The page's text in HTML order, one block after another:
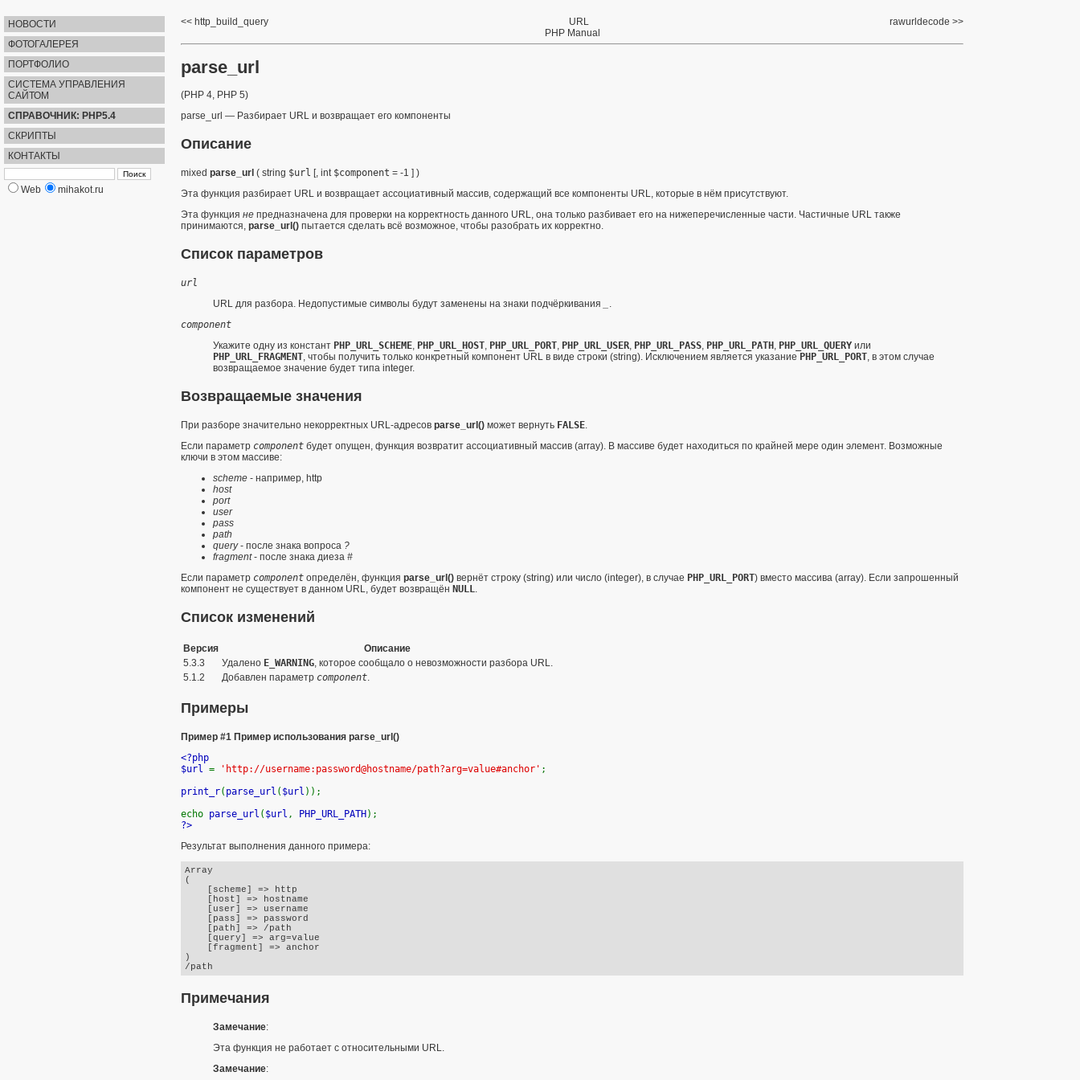
НОВОСТИ
ФОТОГАЛЕРЕЯ
ПОРТФОЛИО
СИСТЕМА УПРАВЛЕНИЯ
САЙТОМ
СПРАВОЧНИК: PHP5.4
СКРИПТЫ
КОНТАКТЫ
Web mihakot.ru
http_build_query rawurldecode
URL
PHP Manual
parse_url
(PHP 4, PHP 5)
parse_url — Разбирает URL и возвращает его компоненты
Описание
mixed parse_url ( string $url [, int $component = -1 ] )
Эта функция разбирает URL и возвращает ассоциативный массив, содержащий все компоненты URL, которые в нём присутствуют.
Эта функция не предназначена для проверки на корректность данного URL, она только разбивает его на нижеперечисленные части. Частичные URL также
принимаются, parse_url() пытается сделать всё возможное, чтобы разобрать их корректно.
Список параметров
url
URL для разбора. Недопустимые символы будут заменены на знаки подчёркивания
.
component
Укажите одну из констант PHP_URL_SCHEME, PHP_URL_HOST, PHP_URL_PORT, PHP_URL_USER, PHP_URL_PASS, PHP_URL_PATH , PHP_URL_QUERY или
PHP_URL_FRAGMENT, чтобы получить только конкретный компонент URL в виде строки (string). Исключением является указание PHP_URL_PORT, в этом случае
возвращаемое значение будет типа integer.
Возвращаемые значения
При разборе значительно некорректных URL-адресов parse_url() может вернуть FALSE.
Если параметр component будет опущен, функция возвратит ассоциативный массив (array). В массиве будет находиться по крайней мере один элемент. Возможные
ключи в этом массиве:
scheme - например, http
host
port
user
pass
path
query- после знака вопроса ?
fragment- после знака диеза #
Если параметр component определён, функция parse_url() вернёт строку (string) или число (integer), в случае PHP_URL_PORT) вместо массива (array). Если запрошенный
компонент не существует в данном URL, будет возвращён NULL.
Список изменений
Версия
Описание
5.3.3
Удалено E_WARNING, которое сообщало о невозможности разбора URL.
5.1.2
Добавлен параметр component.
Примеры
Пример #1 Пример использования parse_url()
<?php
$url = 'http://username:password@hostname/path?arg=value#anchor' ;
print_r( parse_url ( $url ));
echo parse_url ( $url , PHP_URL_PATH );
?>
Результат выполнения данного примера:
Array
(
    [scheme] => http
    [host] => hostname
    [user] => username
    [pass] => password
    [path] => /path
    [query] => arg=value
    [fragment] => anchor
)
Примечания
Замечание:
Эта функция не работает с относительными URL.
Замечание: